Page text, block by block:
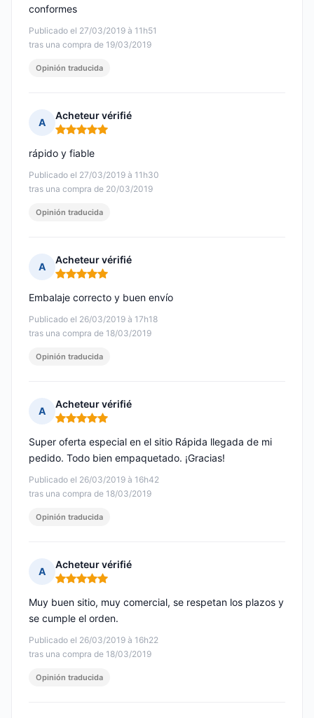
Publicado el 27/03/2019 à 11h51
tras una compra de 19/03/2019
conformes
Opinión traducida
A
Acheteur vérifié
Nota: 5 de 5
Publicado el 27/03/2019 à 11h30
tras una compra de 20/03/2019
rápido y fiable
Opinión traducida
A
Acheteur vérifié
Nota: 5 de 5
Publicado el 26/03/2019 à 17h18
tras una compra de 18/03/2019
Embalaje correcto y buen envío
Opinión traducida
A
Acheteur vérifié
Nota: 5 de 5
Publicado el 26/03/2019 à 16h42
tras una compra de 18/03/2019
Super oferta especial en el sitio Rápida llegada de mi
pedido. Todo bien empaquetado. ¡Gracias!
Opinión traducida
A
Acheteur vérifié
Nota: 5 de 5
Publicado el 26/03/2019 à 16h22
tras una compra de 18/03/2019
Muy buen sitio, muy comercial, se respetan los plazos y
se cumple el orden.
Opinión traducida